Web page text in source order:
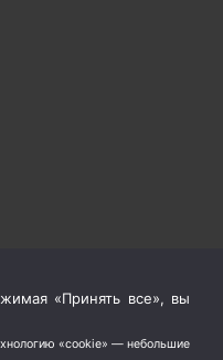
«Принять все», вы
«cookie» — небольшие